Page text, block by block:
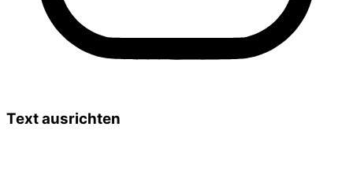
Text ausrichten